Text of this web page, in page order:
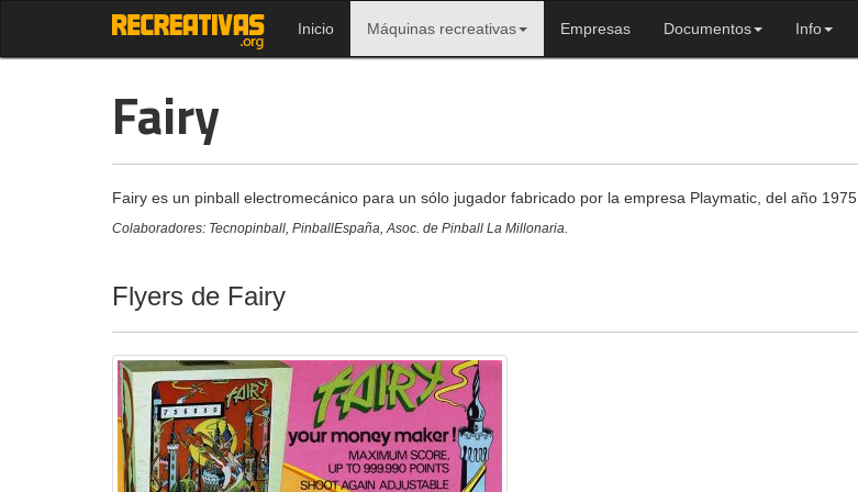
Inicio Máquinas recreativas Empresas Documentos Info
Fairy
Fairy es un pinball electromecánico para un sólo jugador fabricado por la empresa Playmatic, del año 1975.
Colaboradores: Tecnopinball, PinballEspaña, Asoc. de Pinball La Millonaria.
Flyers de Fairy